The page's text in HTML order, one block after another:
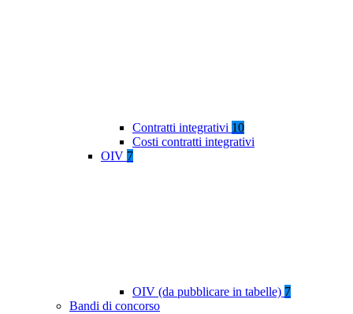
Contratti integrativi 10
Costi contratti integrativi
OIV 7
OIV (da pubblicare in tabelle) 7
Bandi di concorso